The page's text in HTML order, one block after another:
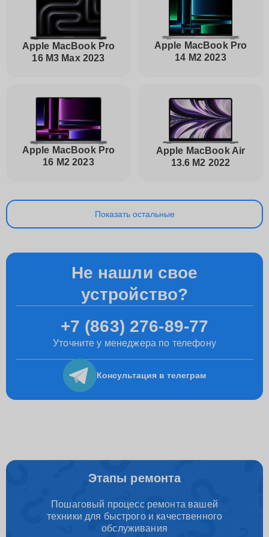
Apple MacBook Pro
16 M3 Max 2023
Apple MacBook Pro
14 M2 2023
Apple MacBook Pro
16 M2 2023
Apple MacBook Air
13.6 M2 2022
Показать остальные
Не нашли свое
устройство?
+7 (863) 276-89-77
Уточните у менеджера по телефону
Консультация в телеграм
Этапы ремонта
Пошаговый процесс ремонта вашей
техники для быстрого и качественного
обслуживания